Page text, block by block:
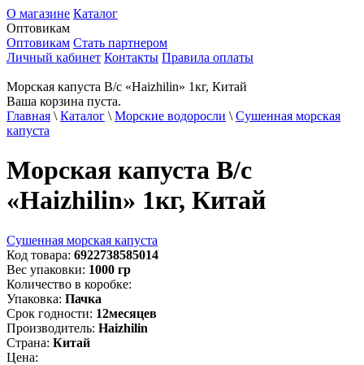
О магазине Каталог
Оптовикам
Оптовикам Стать партнером
Личный кабинет Контакты Правила оплаты
Морская капуста В/с «Haizhilin» 1кг, Китай
Ваша корзина пуста.
Главная \ Каталог \ Морские водоросли \ Сушенная морская
капуста
Морская капуста В/с
«Haizhilin» 1кг, Китай
Сушенная морская капуста
Код товара: 6922738585014
Вес упаковки: 1000 гр
Количество в коробке:
Упаковка: Пачка
Срок годности: 12месяцев
Производитель: Haizhilin
Страна: Китай
Цена: